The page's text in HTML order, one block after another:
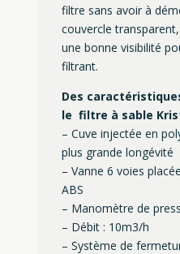
filtre sans avoir à
couvercle
une bonne visibilité
filtrant.
Des
le filtre à sable
– Cuve injectée en
plus grande longévité
– Vanne 6 voies
ABS
– Manomètre de
– Débit : 10m3/h
– Système de